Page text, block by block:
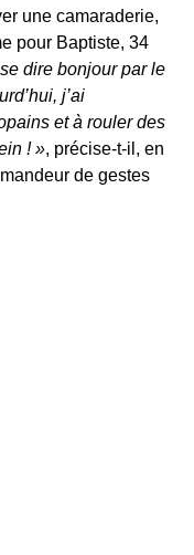
une camaraderie,
pour Baptiste, 34
dire bonjour par le
j’ai
et à rouler des
! », précise-t-il, en
de gestes